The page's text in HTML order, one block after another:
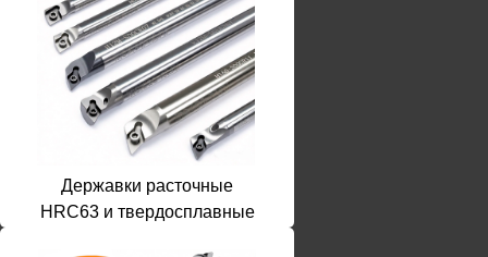
Державки расточные
HRC63 и твердосплавные